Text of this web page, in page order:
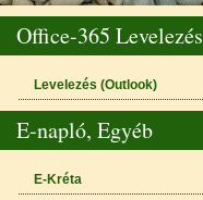
Office-365 Levelezés
Levelezés (Outlook)
E-napló, Egyéb
E-Kréta